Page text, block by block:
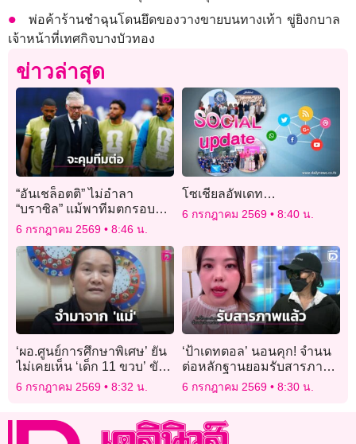
พ่อค้าร้านชำฉุนโดนยึดของวางขายบนทางเท้า ขู่ยิงกบาล
เจ้าหน้าที่เทศกิจบางบัวทอง
ข่าวล่าสุด
“อันเชล็อตติ” ไม่อำลา
“บราซิล” แม้พาทีมตกรอบ
ฟุตบอลโลก
6 กรกฎาคม 2569 8:46 น.
โซเชียลอัพเดท…
6 กรกฎาคม 2569 8:40 น.
‘ผอ.ศูนย์การศึกษาพิเศษ’ ยัน
ไม่เคยเห็น ‘เด็ก 11 ขวบ’ ขับ
รถมาเรียนเอง คาดขับรถได้
เพราะจำมาจาก ‘แม่’
6 กรกฎาคม 2569 8:32 น.
‘ป้าเดทตอล’ นอนคุก! จำนน
ต่อหลักฐานยอมรับสารภาพ
เจอข้อหา พยายามฆ่าโดย
ไตร่ตรอง
6 กรกฎาคม 2569 8:30 น.